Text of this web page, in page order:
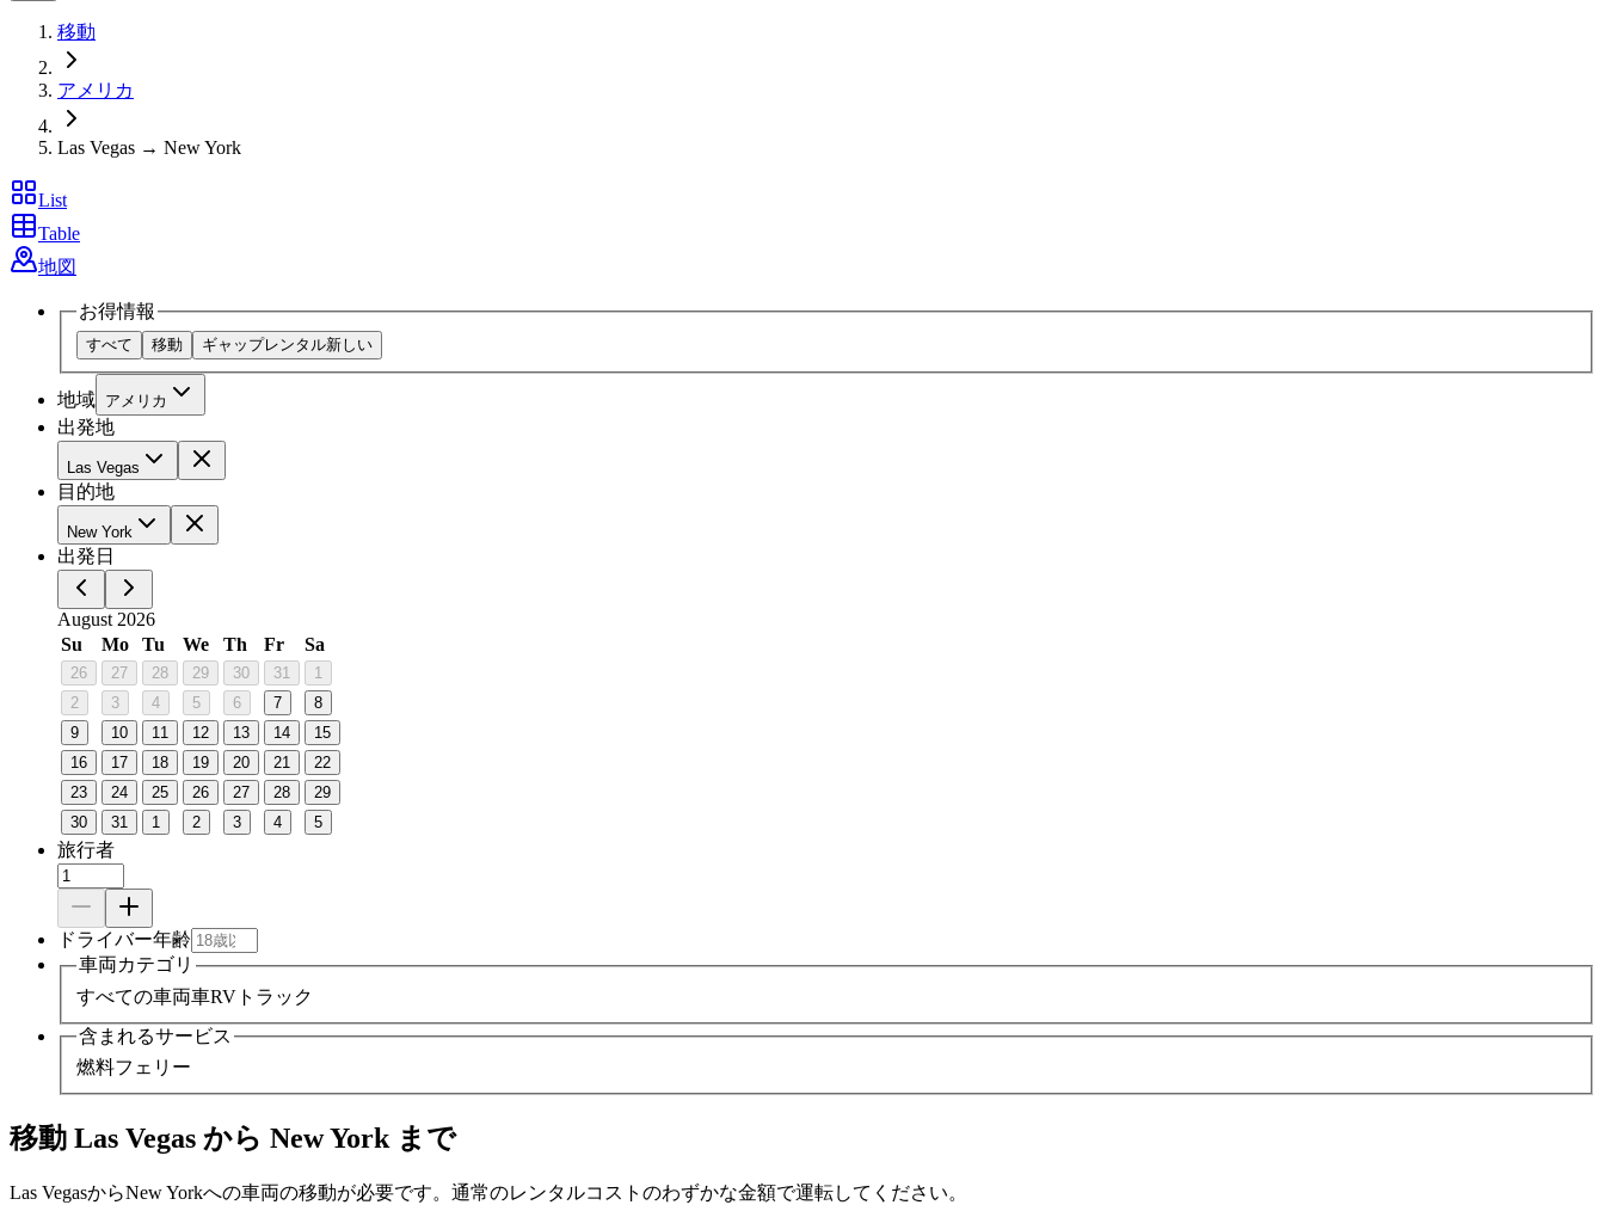
移動
アメリカ
Las Vegas → New York
List
Table
地図
お得情報
すべて 移動 ギャップレンタル新しい
地域 アメリカ
出発地
Las Vegas
目的地
New York
出発日
August 2026
Su
Mo Tu We Th Fr Sa
26 27 28 29 30 31
1
2
3 4 5 6 7
8
9
10 11 12 13 14
15
16
17 18 19 20 21
22
23
24 25 26 27 28
29
30
31 1 2 3 4 5
旅行者
ドライバー年齢
車両カテゴリ
すべての車両車RV トラック
含まれるサービス
燃料フェリー
移動 Las Vegas から New York まで
Las VegasからNew Yorkへの車両の移動が必要です。通常のレンタルコストのわずかな金額で運転してください。